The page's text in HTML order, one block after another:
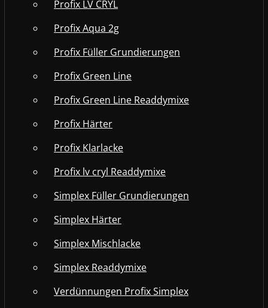
Profix LV CRYL
Profix Aqua 2g
Profix Füller Grundierungen
Profix Green Line
Profix Green Line Readdymixe
Profix Härter
Profix Klarlacke
Profix lv cryl Readdymixe
Simplex Füller Grundierungen
Simplex Härter
Simplex Mischlacke
Simplex Readdymixe
Verdünnungen Profix Simplex